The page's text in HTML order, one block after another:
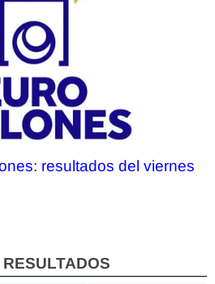
resultados del viernes